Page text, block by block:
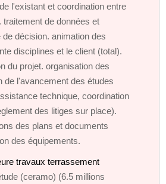
l'existant et coordination entre
de données et
décision. animation des
disciplines et le client (total).
du projet. organisation des
de l'avancement des études
technique, coordination
des litiges sur place).
des plans et documents
des équipements.
travaux terrassement
(ceramo) (6.5 millions